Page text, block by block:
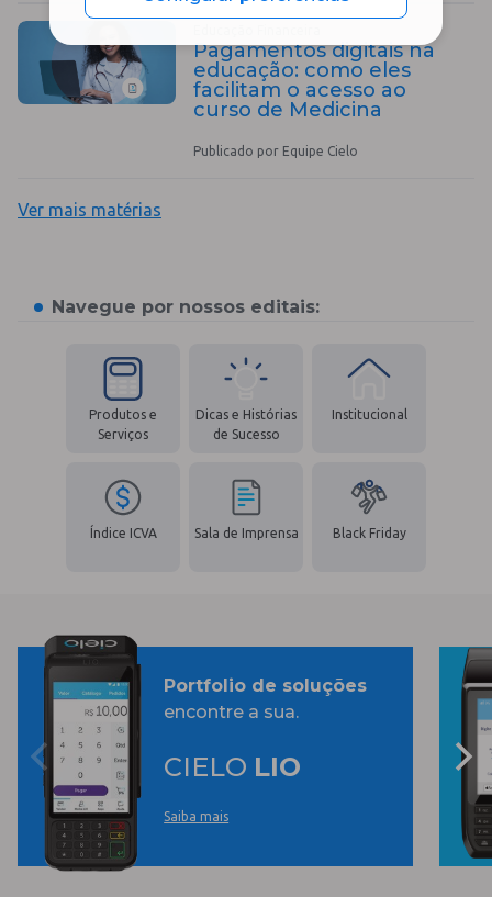
Pagamentos digitais na
educação: como eles
facilitam o acesso ao
curso de Medicina
Publicado por Equipe Cielo
Ver mais matérias
Navegue por nossos editais:
Produtos e
Serviços
Dicas e Histórias
de Sucesso
Institucional
Índice ICVA Sala de Imprensa Black Friday
Portfolio de soluções
encontre a sua.
CIELO LIO
Saiba mais